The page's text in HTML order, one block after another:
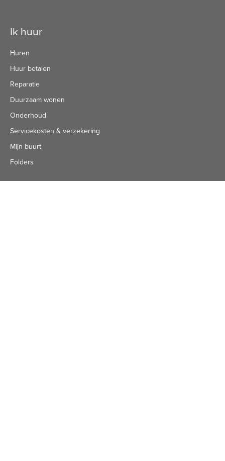
Contactinformatie
Ik huur
Huren
Huur betalen
Reparatie
Duurzaam wonen
Onderhoud
Servicekosten & verzekering
Mijn buurt
Folders
Ik zoek